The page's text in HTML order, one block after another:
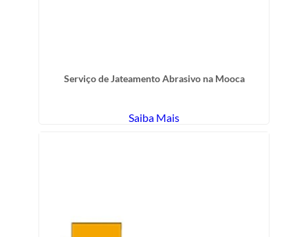
Serviço de Jateamento Abrasivo na Mooca
Saiba Mais